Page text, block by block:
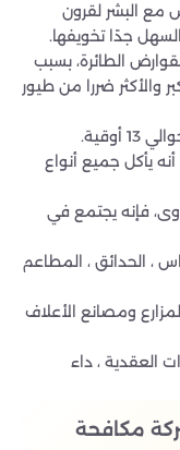
مع البشر لقرون
جدًا تخويفها.
الطائرة، بسبب
والأكثر ضررا من طيور
يأكل جميع أنواع
فإنه يجتمع في
، الحدائق ، المطاعم
ومصانع الأعلاف
العقدية ، داء
مكافحة